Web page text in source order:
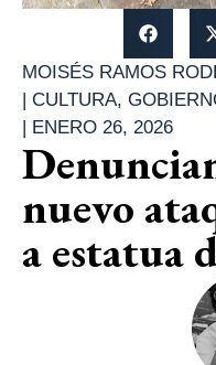
MOISÉS RAMOS
| CULTURA,
| ENERO 26, 2026
nuevo
a estatua